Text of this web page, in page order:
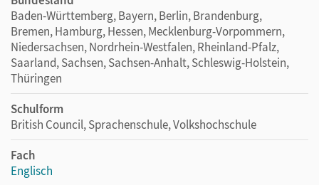
Baden-Württemberg, Bayern, Berlin, Brandenburg,
Bremen, Hamburg, Hessen, Mecklenburg-Vorpommern,
Niedersachsen, Nordrhein-Westfalen, Rheinland-Pfalz,
Saarland, Sachsen, Sachsen-Anhalt, Schleswig-Holstein,
Thüringen
Schulform
British Council, Sprachenschule, Volkshochschule
Fach
Englisch